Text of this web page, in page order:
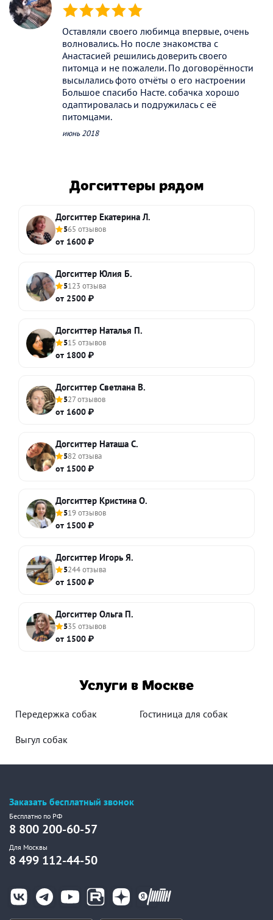
(*) (*) (*) (*) (*)
Оставляли своего любимца впервые, очень
волновались. Но после знакомства с
Анастасией решились доверить своего
питомца и не пожалели. По договорённости
высылались фото отчёты о его настроении
Большое спасибо Насте. собачка хорошо
одаптировалась и подружилась с её
питомцами.
июнь 2018
Догситтеры рядом
Догситтер Екатерина Л.
565 отзывов
от 1600 ₽
Догситтер Юлия Б.
5123 отзыва
от 2500 ₽
Догситтер Наталья П.
515 отзывов
от 1800 ₽
Догситтер Светлана В.
527 отзывов
от 1600 ₽
Догситтер Наташа С.
582 отзыва
от 1500 ₽
Догситтер Кристина О.
519 отзывов
от 1500 ₽
Догситтер Игорь Я.
5244 отзыва
от 1500 ₽
Догситтер Ольга П.
535 отзывов
от 1500 ₽
Услуги в Москве
Передержка собак Гостиница для собак
Выгул собак
Заказать бесплатный звонок
Бесплатно по РФ
8 800 200-60-57
Для Москвы
8 499 112-44-50